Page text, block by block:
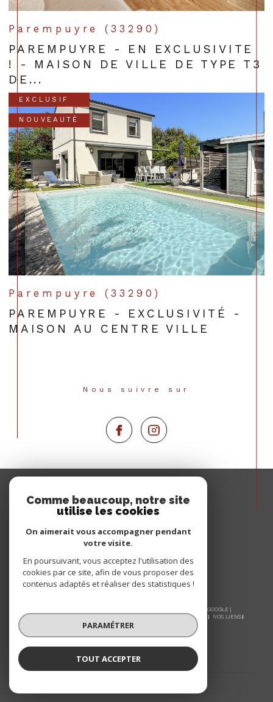
Parempuyre (33290)
PAREMPUYRE - EN EXCLUSIVITE
! - MAISON DE VILLE DE TYPE T3
DE...
EXCLUSIF
NOUVEAUTÉ
Parempuyre (33290)
PAREMPUYRE - EXCLUSIVITÉ -
MAISON AU CENTRE VILLE
Nous suivre sur
PROPRIÉTAIRE
Se connecter
© 2026 | TOUS DROITS RÉSERVÉS | TRADUCTION POWERED BY GOOGLE |
ADMIN
NOS LIENS
POLITIQUE RGPD
Comme beaucoup, notre site
utilise les cookies
On aimerait vous accompagner pendant
votre visite.
En poursuivant, vous acceptez l'utilisation des
cookies par ce site, afin de vous proposer des
contenus adaptés et réaliser des statistiques !
PARAMÉTRER
TOUT ACCEPTER